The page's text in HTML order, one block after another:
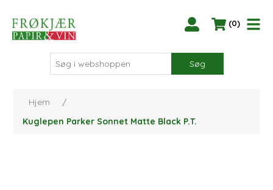
(0)
Søg
Hjem
/
Kuglepen Parker Sonnet Matte Black P.T.